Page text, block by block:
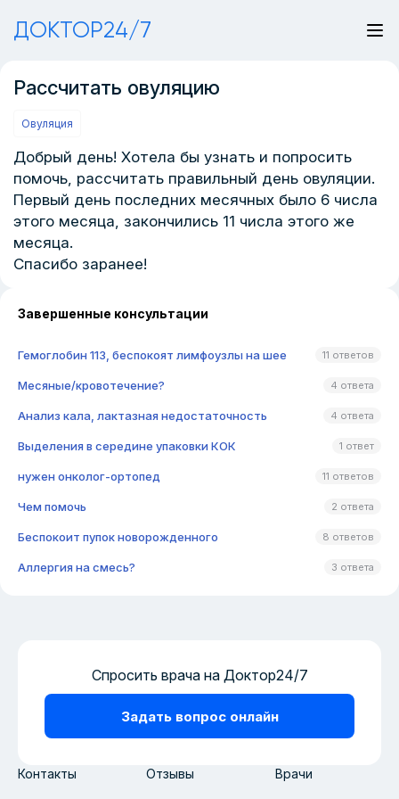
ДОКТОР24/7
Рассчитать овуляцию
Овуляция
Добрый день! Хотела бы узнать и попросить
помочь, рассчитать правильный день овуляции.
Первый день последних месячных было 6 числа
этого месяца, закончились 11 числа этого же
месяца.
Спасибо заранее!
Завершенные консультации
Гемоглобин 113, беспокоят лимфоузлы на шее 11 ответов
Месяные/кровотечение? 4 ответа
Анализ кала, лактазная недостаточность 4 ответа
Выделения в середине упаковки КОК 1 ответ
нужен онколог-ортопед 11 ответов
Чем помочь 2 ответа
Беспокоит пупок новорожденного 8 ответов
Аллергия на смесь? 3 ответа
Контакты Отзывы Врачи
Спросить врача на Доктор24/7
Задать вопрос онлайн